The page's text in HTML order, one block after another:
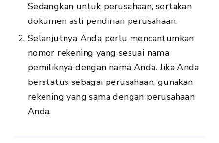
Sedangkan untuk perusahaan, sertakan
dokumen asli pendirian perusahaan.
Selanjutnya Anda perlu mencantumkan
nomor rekening yang sesuai nama
pemiliknya dengan nama Anda. Jika Anda
berstatus sebagai perusahaan, gunakan
rekening yang sama dengan perusahaan
Anda.